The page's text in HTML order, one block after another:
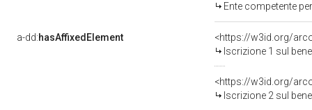
Ente competente per
a-dd:hasAffixedElement
<https://w3id.org/
Iscrizione 1 sul
<https://w3id.org/
Iscrizione 2 sul